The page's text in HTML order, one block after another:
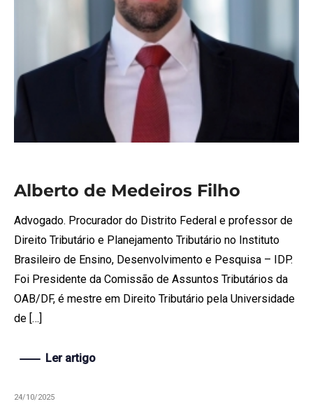
Alberto de Medeiros Filho
Advogado. Procurador do Distrito Federal e professor de
Direito Tributário e Planejamento Tributário no Instituto
Brasileiro de Ensino, Desenvolvimento e Pesquisa – IDP.
Foi Presidente da Comissão de Assuntos Tributários da
OAB/DF, é mestre em Direito Tributário pela Universidade
de […]
Ler artigo
24/10/2025